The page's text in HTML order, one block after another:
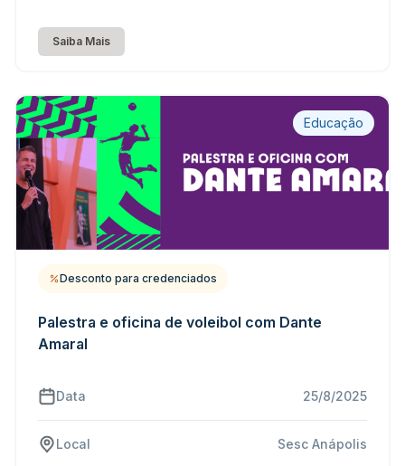
Saiba Mais
Educação
Desconto para credenciados
Palestra e oficina de voleibol com Dante
Amaral
Data 25/8/2025
Local Sesc Anápolis